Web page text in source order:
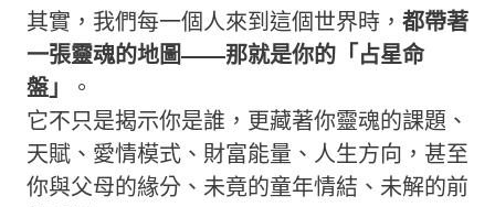
其實，我們每一個人來到這個世界時， 都帶著
一張靈魂的地圖——那就是你的「占星命
盤」
。
它不只是揭示你是誰，更藏著你靈魂的課題、
天賦、愛情模式、財富能量、人生方向，甚至
你與父母的緣分、未竟的童年情結、未解的前